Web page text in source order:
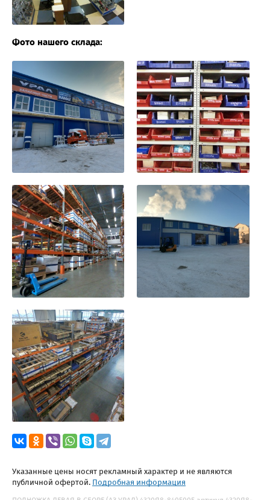
Фото нашего склада:
Указанные цены носят рекламный характер и не являются
публичной офертой. Подробная информация